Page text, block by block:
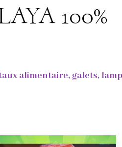
100%
alimentaire, galets,